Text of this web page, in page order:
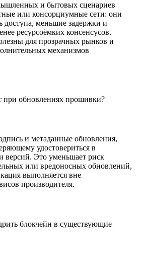
и бытовых сценариев
или консорциумные сети: они
доступа, меньшие задержки и
ресурсоёмких консенсусов.
для прозрачных рынков и
механизмов
при обновлениях прошивки?
и метаданные обновления,
удостовериться в
версий. Это уменьшает риск
или вредоносных обновлений,
выполняется вне
производителя.
блокчейн в существующие